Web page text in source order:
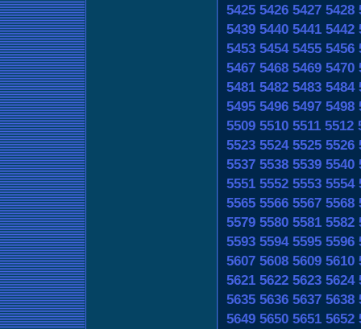
5425 5426 5427 5428
5439 5440 5441 5442
5453 5454 5455 5456
5467 5468 5469 5470
5481 5482 5483 5484
5495 5496 5497 5498
5509 5510 5511 5512
5523 5524 5525 5526
5537 5538 5539 5540
5551 5552 5553 5554
5565 5566 5567 5568
5579 5580 5581 5582
5593 5594 5595 5596
5607 5608 5609 5610
5621 5622 5623 5624
5635 5636 5637 5638
5649 5650 5651 5652